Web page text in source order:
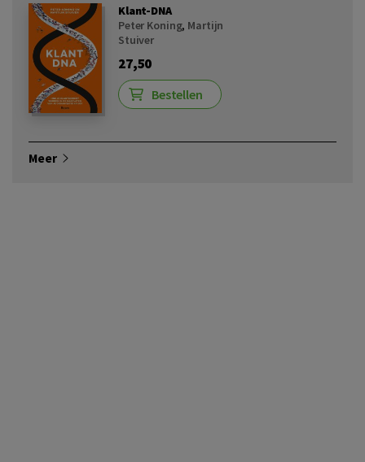
Klant-DNA
Peter Koning, Martijn
Stuiver
27,50
Bestellen
Meer